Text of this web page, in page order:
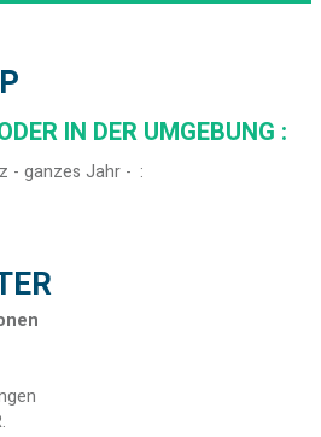
IN DER UMGEBUNG :
Kostenfreier Parkplatz - ganzes Jahr -